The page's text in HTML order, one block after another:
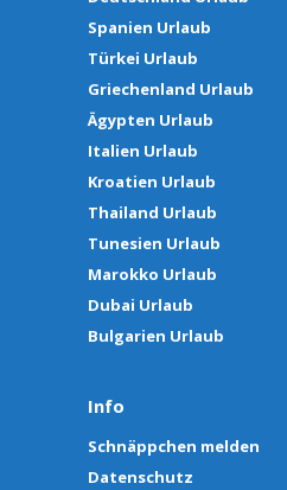
Spanien Urlaub
Türkei Urlaub
Griechenland Urlaub
Ägypten Urlaub
Italien Urlaub
Kroatien Urlaub
Thailand Urlaub
Tunesien Urlaub
Marokko Urlaub
Dubai Urlaub
Bulgarien Urlaub
Info
Schnäppchen melden
Datenschutz